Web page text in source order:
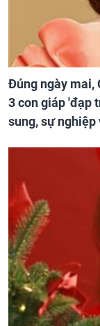
Đúng ngày mai,
3 con giáp 'đạp
sung, sự nghiệp